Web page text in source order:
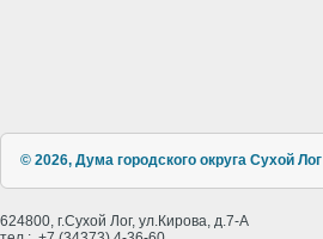
© 2026, Дума городского округа Сухой Лог
624800, г.Сухой Лог, ул.Кирова, д.7-А